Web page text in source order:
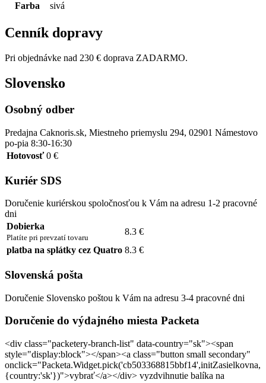
Farba
sivá
Cenník dopravy
Pri objednávke nad 230 € doprava ZADARMO.
Slovensko
Osobný odber
Predajna Caknoris.sk, Miestneho priemyslu 294, 02901 Námestovo
po-pia 8:30-16:30
Hotovosť 0 €
Kuriér SDS
Doručenie kuriérskou spoločnosťou k Vám na adresu 1-2 pracovné
dni
Dobierka
Platíte pri prevzatí tovaru
8.3 €
platba na splátky cez Quatro 8.3 €
Slovenská pošta
Doručenie Slovensko poštou k Vám na adresu 3-4 pracovné dni
Doručenie do výdajného miesta Packeta
<div class="packetery-branch-list" data-country="sk"><span
style="display:block"></span><a class="button small secondary"
onclick="Packeta.Widget.pick('cb503368815bbf14',initZasielkovna,
{country:'sk'})">vybrať</a></div> vyzdvihnutie balíka na